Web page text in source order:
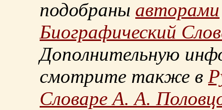
подобраны авторами
Биографический
Дополнительную
смотрите также в
Словаре А. А.